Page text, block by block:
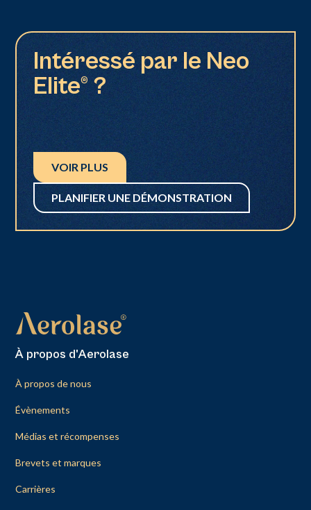
Intéressé par le Neo
Elite® ?
VOIR PLUS
PLANIFIER UNE DÉMONSTRATION
À propos d'Aerolase
À propos de nous
Évènements
Médias et récompenses
Brevets et marques
Carrières